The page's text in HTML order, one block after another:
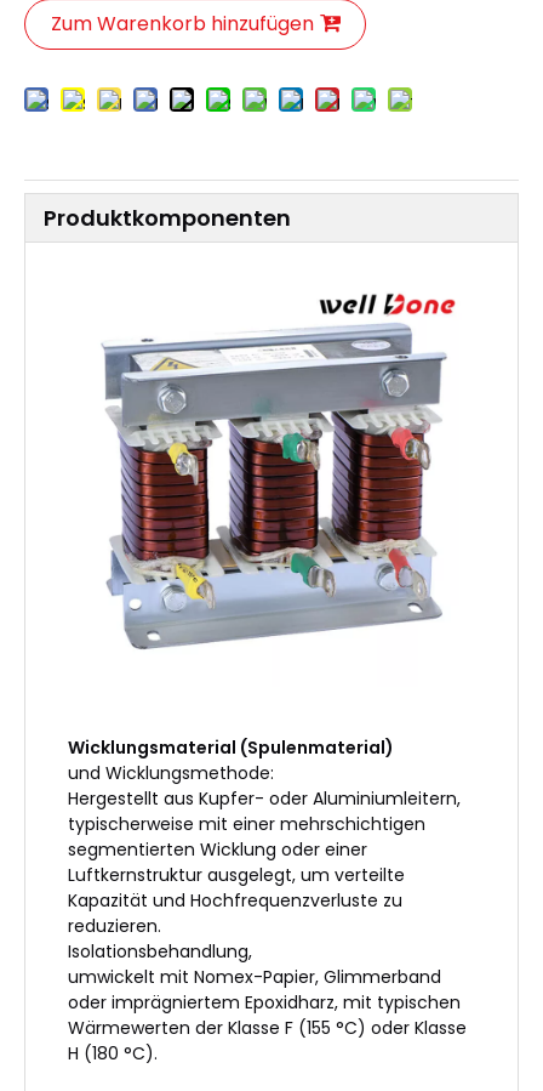
Zum Warenkorb hinzufügen
Produktkomponenten
Wicklungsmaterial (Spulenmaterial)
und Wicklungsmethode:
Hergestellt aus Kupfer- oder Aluminiumleitern,
typischerweise mit einer mehrschichtigen
segmentierten Wicklung oder einer
Luftkernstruktur ausgelegt, um verteilte
Kapazität und Hochfrequenzverluste zu
reduzieren.
Isolationsbehandlung,
umwickelt mit Nomex-Papier, Glimmerband
oder imprägniertem Epoxidharz, mit typischen
Wärmewerten der Klasse F (155 °C) oder Klasse
H (180 °C).